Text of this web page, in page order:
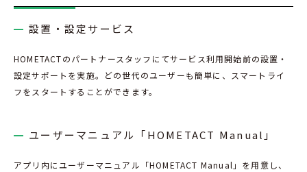
設置・設定サービス
HOMETACTのパートナースタッフにてサービス利用開始前の設置・
設定サポートを実施。どの世代のユーザーも簡単に、スマートライ
フをスタートすることができます。
ユーザーマニュアル「HOMETACT Manual」
アプリ内にユーザーマニュアル「HOMETACT Manual」を用意し、